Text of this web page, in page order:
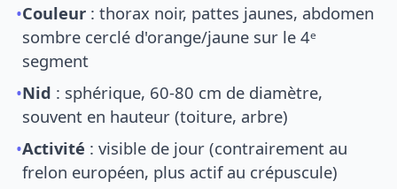
•Couleur : thorax noir, pattes jaunes, abdomen
sombre cerclé d'orange/jaune sur le 4ᵉ
segment
•Nid : sphérique, 60-80 cm de diamètre,
souvent en hauteur (toiture, arbre)
•Activité : visible de jour (contrairement au
frelon européen, plus actif au crépuscule)